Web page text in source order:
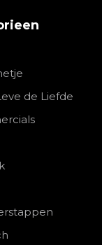
de Liefde